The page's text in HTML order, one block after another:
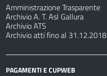
Amministrazione Trasparente
Archivio A. T. Asl Gallura
Archivio ATS
Archivio atti fino al 31.12.2018
PAGAMENTI E CUPWEB